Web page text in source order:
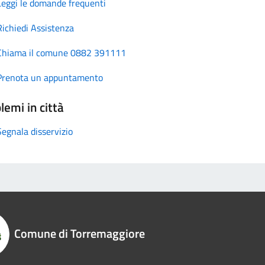
Assistenza
il comune 0882 391111
un appuntamento
in città
disservizio
Comune di Torremaggiore